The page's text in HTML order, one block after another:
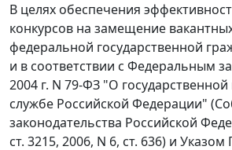
В целях обеспечения
конкурсов на замещение
федеральной государственной
и в соответствии с Федеральным
2004 г. N 79-ФЗ "О
службе Российской Федерации"
законодательства Российской
ст. 3215, 2006, N 6, ст. 636) и